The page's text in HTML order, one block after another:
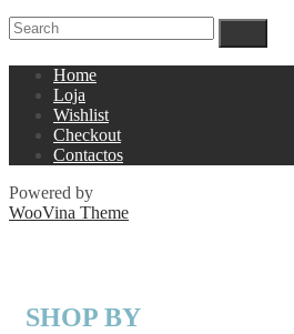
Home
Loja
Wishlist
Checkout
Contactos
Powered by
WooVina Theme
SHOP BY